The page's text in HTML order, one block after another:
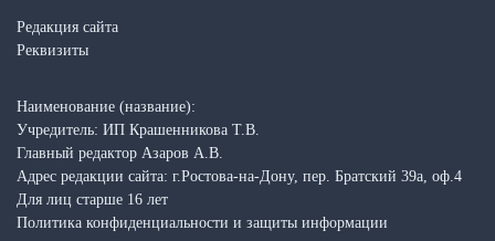
Редакция сайта
Реквизиты
Наименование (название):
Учредитель: ИП Крашенникова Т.В.
Главный редактор Азаров А.В.
Адрес редакции сайта: г.Ростова-на-Дону, пер. Братский 39а, оф.4
Для лиц старше 16 лет
Политика конфиденциальности и защиты информации